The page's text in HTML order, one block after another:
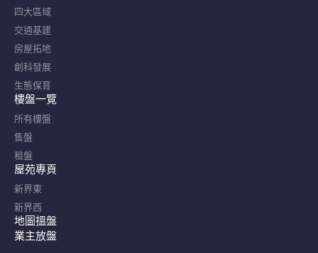
四大區域
交通基建
房屋拓地
創科發展
生態保育
樓盤一覽
所有樓盤
售盤
租盤
屋苑專頁
新界東
新界西
地圖搵盤
業主放盤